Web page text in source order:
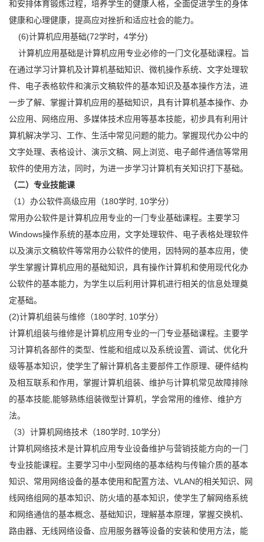
和安排体育锻炼过程，培养学生的健康人格，全面促进学生的身体
健康和心理健康，提高应对挫折和适应社会的能力。
(6)计算机应用基础(72学时，4学分)
计算机应用基础是计算机应用专业必修的一门文化基础课程。旨
在通过学习计算机及计算机基础知识、微机操作系统、文字处理软
件、电子表格软件和演示文稿软件的基本知识及基本操作方法，进
一步了解、掌握计算机应用的基础知识，具有计算机基本操作、办
公应用、网络应用、多媒体技术应用等基本技能，初步具有利用计
算机解决学习、工作、生活中常见问题的能力。掌握现代办公中的
文字处理、表格设计、演示文稿、网上浏览、电子邮件通信等常用
软件的使用方法，同时，为进一步学习计算机有关知识打下基础。
（二）专业技能课
（1）办公软件高级应用（180学时, 10学分）
常用办公软件是计算机应用专业的一门专业基础课程。主要学习
Windows操作系统的基本应用，文字处理软件、电子表格处理软件
以及演示文稿软件等常用办公软件的使用，因特网的基本应用，使
学生掌握计算机应用的基础知识，具有操作计算机和使用现代化办
公软件的基本能力，为学生以后利用计算机进行相关的信息处理奠
定基础。
(2)计算机组装与维修（180学时, 10学分）
计算机组装与维修是计算机应用专业的一门专业基础课程。主要学
习计算机各部件的类型、性能和组成以及系统设置、调试、优化升
级等基本知识，使学生了解计算机各主要部件工作原理、硬件结构
及相互联系和作用，掌握计算机组装、维护与计算机常见故障排除
的基本技能,能够熟练组装微型计算机，学会常用的维修、维护方
法。
（3）计算机网络技术（180学时, 10学分）
计算机网络技术是计算机应用专业设备维护与营销技能方向的一门
专业技能课程。主要学习中小型网络的基本结构与传输介质的基本
知识、常用网络设备的基本使用和配置方法、VLAN的相关知识、网
线网络组网的基本知识、防火墙的基本知识，使学生了解网络系统
和网络通信的基本概念、基础知识，理解基本原理，掌握交换机、
路由器、无线网络设备、应用服务器等设备的安装和使用方法，能